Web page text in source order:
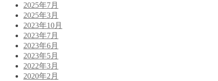
2025年7月
2025年3月
2023年10月
2023年7月
2023年6月
2023年5月
2022年3月
2020年2月